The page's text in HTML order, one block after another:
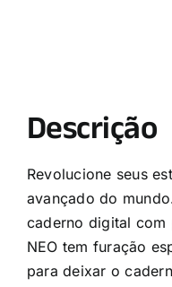
Descrição
Revolucione seus
avançado do
caderno digital com
NEO tem furação
para deixar o